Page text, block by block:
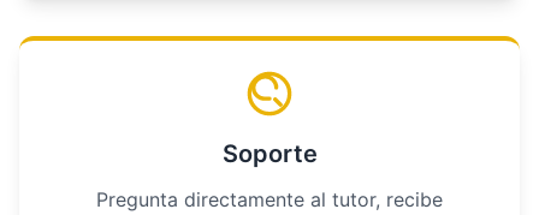
Soporte
Pregunta directamente al tutor, recibe